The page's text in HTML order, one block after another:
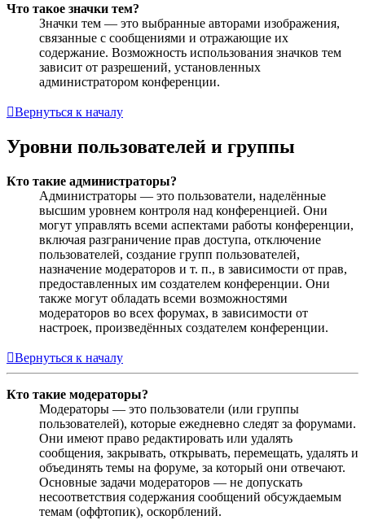
Что такое значки тем?
Значки тем — это выбранные авторами изображения,
связанные с сообщениями и отражающие их
содержание. Возможность использования значков тем
зависит от разрешений, установленных
администратором конференции.
Вернуться к началу
Уровни пользователей и группы
Кто такие администраторы?
Администраторы — это пользователи, наделённые
высшим уровнем контроля над конференцией. Они
могут управлять всеми аспектами работы конференции,
включая разграничение прав доступа, отключение
пользователей, создание групп пользователей,
назначение модераторов и т. п., в зависимости от прав,
предоставленных им создателем конференции. Они
также могут обладать всеми возможностями
модераторов во всех форумах, в зависимости от
настроек, произведённых создателем конференции.
Вернуться к началу
Кто такие модераторы?
Модераторы — это пользователи (или группы
пользователей), которые ежедневно следят за форумами.
Они имеют право редактировать или удалять
сообщения, закрывать, открывать, перемещать, удалять и
объединять темы на форуме, за который они отвечают.
Основные задачи модераторов — не допускать
несоответствия содержания сообщений обсуждаемым
темам (оффтопик), оскорблений.